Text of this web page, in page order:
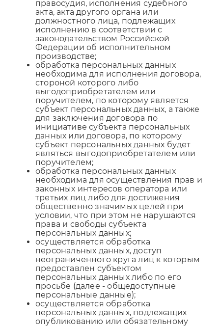
правосудия, исполнения судебного
акта, акта другого органа или
должностного лица, подлежащих
исполнению в соответствии с
законодательством Российской
Федерации об исполнительном
производстве;
обработка персональных данных
необходима для исполнения договора,
стороной которого либо
выгодоприобретателем или
поручителем, по которому является
субъект персональных данных, а также
для заключения договора по
инициативе субъекта персональных
данных или договора, по которому
субъект персональных данных будет
являться выгодоприобретателем или
поручителем;
обработка персональных данных
необходима для осуществления прав и
законных интересов оператора или
третьих лиц либо для достижения
общественно значимых целей при
условии, что при этом не нарушаются
права и свободы субъекта
персональных данных;
осуществляется обработка
персональных данных, доступ
неограниченного круга лиц к которым
предоставлен субъектом
персональных данных либо по его
просьбе (далее - общедоступные
персональные данные);
осуществляется обработка
персональных данных, подлежащих
опубликованию или обязательному